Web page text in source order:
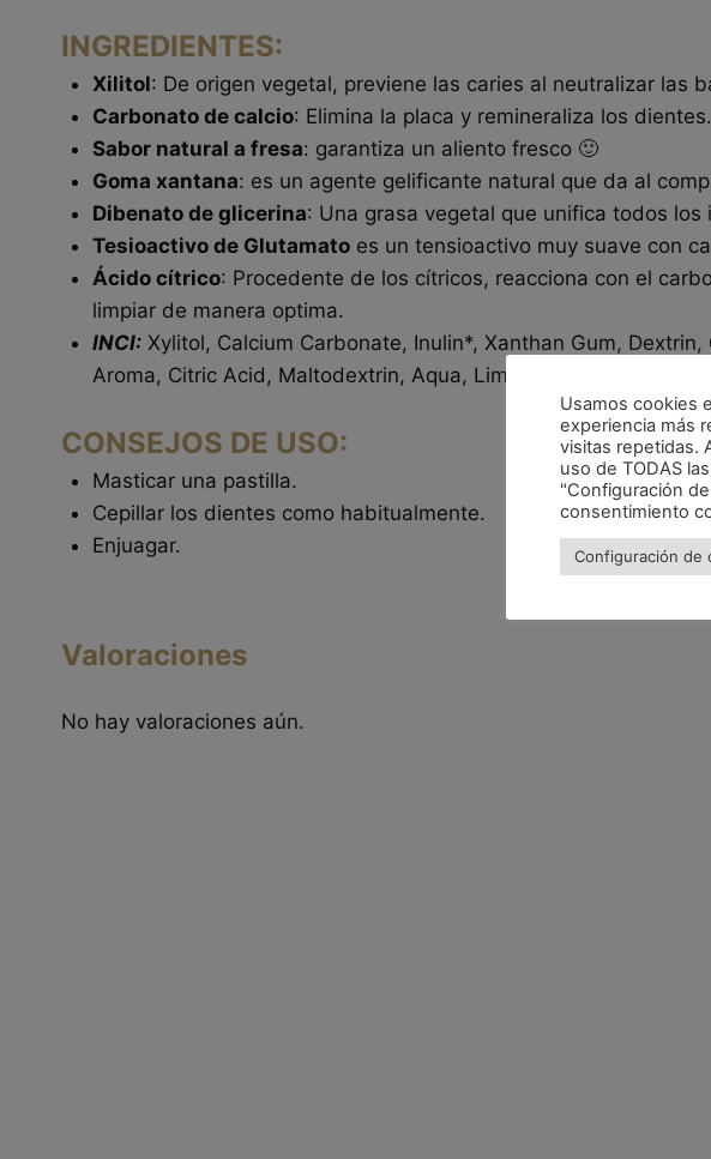
INGREDIENTES:
Xilitol: De origen vegetal, previene las caries al neutralizar las
Carbonato de calcio: Elimina la placa y remineraliza los dientes.
Sabor natural a fresa: garantiza un aliento fresco 🙂
Goma xantana: es un agente gelificante natural que da al
Dibenato de glicerina: Una grasa vegetal que unifica todos los
Tesioactivo de Glutamatoes un tensioactivo muy suave con
Ácido cítrico: Procedente de los cítricos, reacciona con el
limpiar de manera optima.
INCI: Xylitol, Calcium Carbonate, Inulin*, Xanthan Gum,
Aroma, Citric Acid, Maltodextrin, Aqua, Limonene*Proviene de
CONSEJOS DE USO:
Masticar una pastilla.
Cepillar los dientes como habitualmente.
Enjuagar.
Valoraciones
No hay valoraciones aún.
Usamos cookies
experiencia más
visitas repetidas.
uso de TODAS
"Configuración
consentimiento
Configuración de